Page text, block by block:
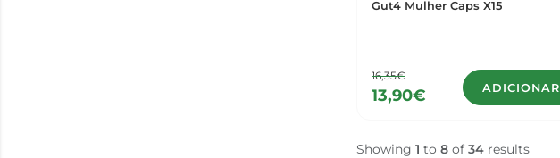
Gut4 Mulher Caps X15
16,35€
13,90€ ADICIONAR
Showing 1 to 8 of 34 results